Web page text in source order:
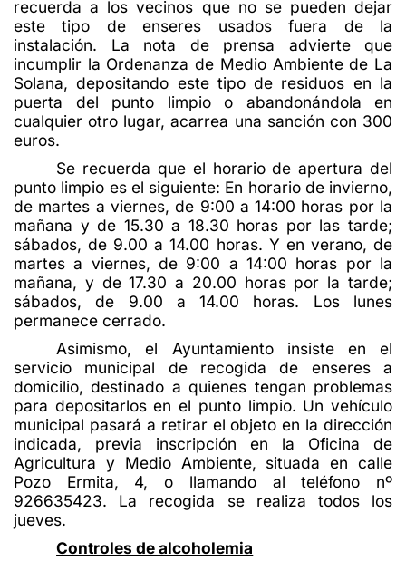
recuerda a los vecinos que no se pueden dejar
este tipo de enseres usados fuera de la
instalación. La nota de prensa advierte que
incumplir la Ordenanza de Medio Ambiente de La
Solana, depositando este tipo de residuos en la
puerta del punto limpio o abandonándola en
cualquier otro lugar, acarrea una sanción con 300
euros.
Se recuerda que el horario de apertura del
punto limpio es el siguiente: En horario de invierno,
de martes a viernes, de 9:00 a 14:00 horas por la
mañana y de 15.30 a 18.30 horas por las tarde;
sábados, de 9.00 a 14.00 horas. Y en verano, de
martes a viernes, de 9:00 a 14:00 horas por la
mañana, y de 17.30 a 20.00 horas por la tarde;
sábados, de 9.00 a 14.00 horas. Los lunes
permanece cerrado.
Asimismo, el Ayuntamiento insiste en el
servicio municipal de recogida de enseres a
domicilio, destinado a quienes tengan problemas
para depositarlos en el punto limpio. Un vehículo
municipal pasará a retirar el objeto en la dirección
indicada, previa inscripción en la Oficina de
Agricultura y Medio Ambiente, situada en calle
Pozo Ermita, 4, o llamando al teléfono nº
926635423. La recogida se realiza todos los
jueves.
Controles de alcoholemia